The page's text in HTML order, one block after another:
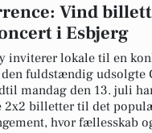
Vind
i Esbjerg
inviterer lokale til en
fuldstændig udsolgte
mandag den 13. juli
2x2 billetter til det
hvor fællesskab